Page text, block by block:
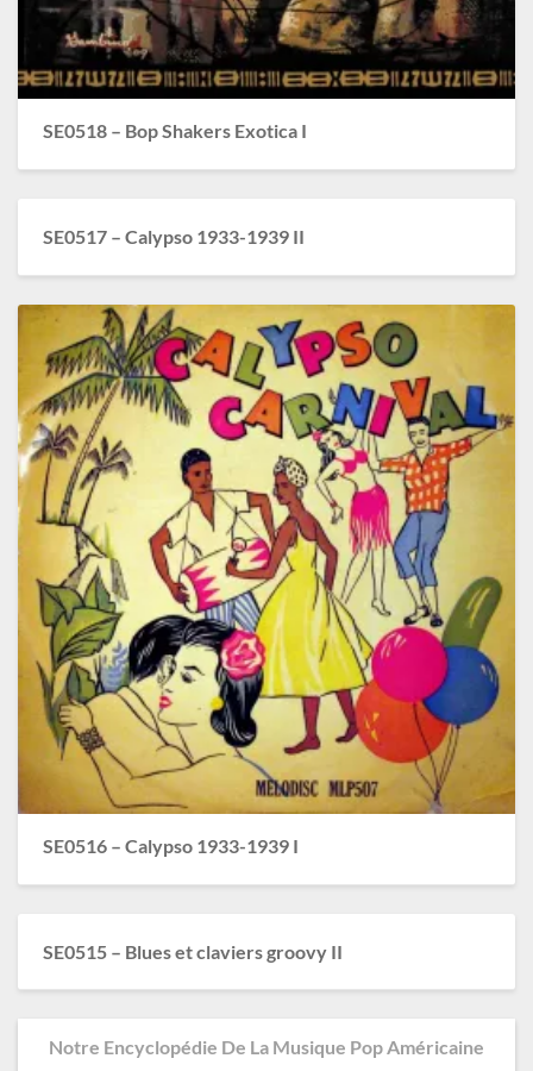
SE0518 – Bop Shakers Exotica I
SE0517 – Calypso 1933-1939 II
SE0516 – Calypso 1933-1939 I
SE0515 – Blues et claviers groovy II
Notre Encyclopédie De La Musique Pop Américaine